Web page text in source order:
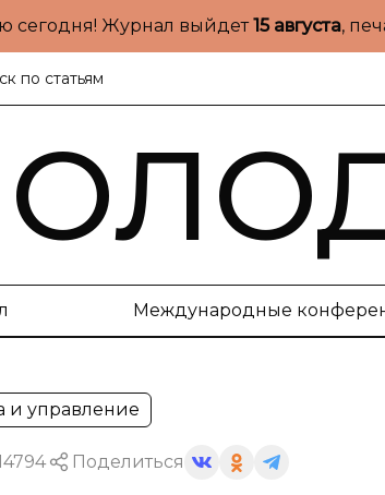
сегодня! Журнал выйдет15 августа,
Международные
и управление
Поделиться